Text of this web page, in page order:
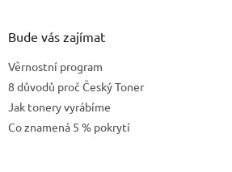
Bude vás zajímat
Věrnostní program
8 důvodů proč Český Toner
Jak tonery vyrábíme
Co znamená 5 % pokrytí